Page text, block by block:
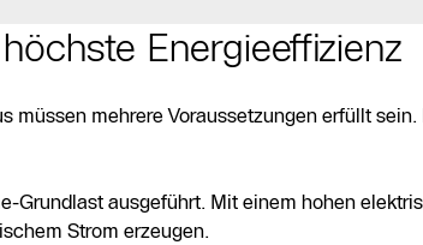
Energieeffizienz
müssen mehrere Voraussetzungen erfüllt
Grundlast ausgeführt. Mit einem hohen
Strom erzeugen.